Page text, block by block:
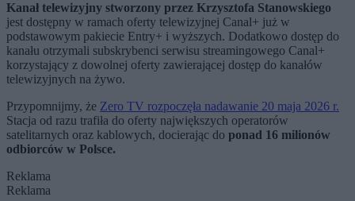
Kanał telewizyjny stworzony przez Krzysztofa Stanowskiego
jest dostępny w ramach oferty telewizyjnej Canal+ już w
podstawowym pakiecie Entry+ i wyższych. Dodatkowo dostęp do
kanału otrzymali subskrybenci serwisu streamingowego Canal+
korzystający z dowolnej oferty zawierającej dostęp do kanałów
telewizyjnych na żywo.
Przypomnijmy, że Zero TV rozpoczęła nadawanie 20 maja 2026 r.
Stacja od razu trafiła do oferty największych operatorów
satelitarnych oraz kablowych, docierając do ponad 16 milionów
odbiorców w Polsce.
Reklama
Reklama